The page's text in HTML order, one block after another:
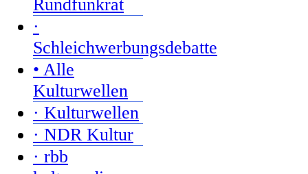
Rundfunkrat
·
Schleichwerbungsdebatte
• Alle
Kulturwellen
· Kulturwellen
· NDR Kultur
· rbb